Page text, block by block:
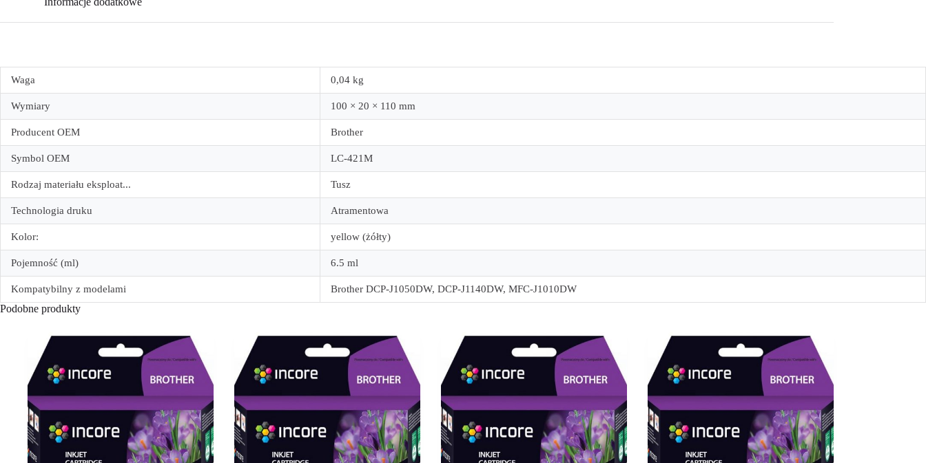
Waga 0,04 kg
Wymiary 100 × 20 × 110 mm
Producent OEM Brother
Symbol OEM LC-421M
Rodzaj materiału eksploat... Tusz
Technologia druku Atramentowa
Kolor: yellow (żółty)
Pojemność (ml) 6.5 ml
Kompatybilny z modelami Brother DCP-J1050DW, DCP-J1140DW, MFC-J1010DW
Podobne produkty